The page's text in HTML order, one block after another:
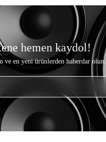
hemen kaydol!
ve en yeni ürünlerden haberdar olun.